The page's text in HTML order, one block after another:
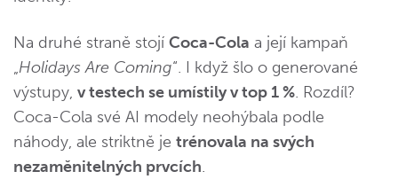
Na druhé straně stojí Coca-Cola a její kampaň
„Holidays Are Coming“. I když šlo o generované
výstupy, v testech se umístily v top 1 %. Rozdíl?
Coca-Cola své AI modely neohýbala podle
náhody, ale striktně je trénovala na svých
nezaměnitelných prvcích.